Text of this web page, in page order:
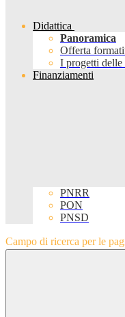
Didattica
Panoramica
Offerta
I progetti delle
Finanziamenti
PNRR
PON
PNSD
Campo di ricerca per le